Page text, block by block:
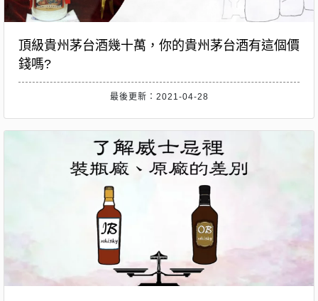
頂級貴州茅台酒幾十萬，你的貴州茅台酒有這個價
錢嗎?
最後更新：2021-04-28